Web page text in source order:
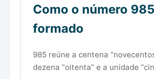
Como o número
formado
985 reúne a centena
dezena “oitenta” e a unidade